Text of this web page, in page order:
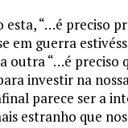
esta, “…é preciso
em guerra
outra “…é preciso
investir na
parece ser a
estranho que